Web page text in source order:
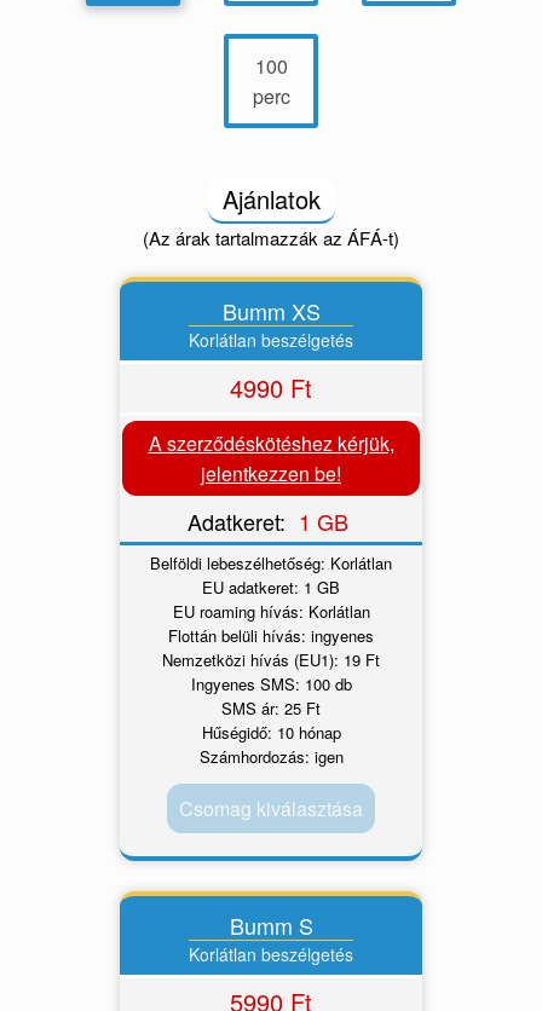
100
perc
Ajánlatok
(Az árak tartalmazzák az ÁFÁ-t)
Bumm XS
Korlátlan beszélgetés
4990 Ft
A szerződéskötéshez kérjük,
jelentkezzen be!
Adatkeret: 1 GB
Belföldi lebeszélhetőség: Korlátlan
EU adatkeret: 1 GB
EU roaming hívás: Korlátlan
Flottán belüli hívás: ingyenes
Nemzetközi hívás (EU1): 19 Ft
Ingyenes SMS: 100 db
SMS ár: 25 Ft
Hűségidő: 10 hónap
Számhordozás: igen
Csomag kiválasztása
Bumm S
Korlátlan beszélgetés
5990 Ft